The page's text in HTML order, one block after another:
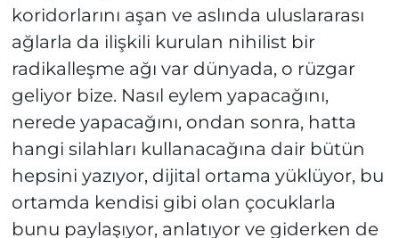
koridorlarını aşan ve aslında uluslararası
ağlarla da ilişkili kurulan nihilist bir
radikalleşme ağı var dünyada, o rüzgar
geliyor bize. Nasıl eylem yapacağını,
nerede yapacağını, ondan sonra, hatta
hangi silahları kullanacağına dair bütün
hepsini yazıyor, dijital ortama yüklüyor, bu
ortamda kendisi gibi olan çocuklarla
bunu paylaşıyor, anlatıyor ve giderken de